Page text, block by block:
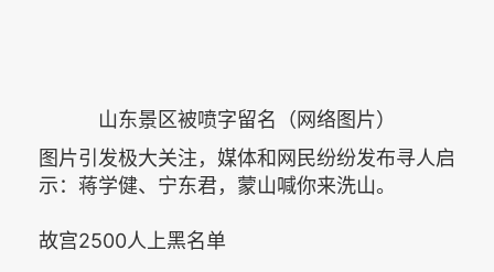
山东景区被喷字留名（网络图片）
图片引发极大关注，媒体和网民纷纷发布寻人启
示：蒋学健、宁东君，蒙山喊你来洗山。
故宫2500人上黑名单